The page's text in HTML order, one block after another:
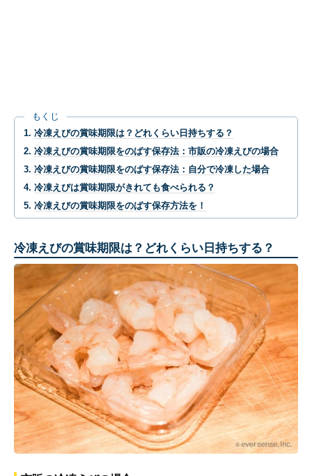
もくじ
冷凍えびの賞味期限は？どれくらい日持ちする？
冷凍えびの賞味期限をのばす保存法：市販の冷凍えびの場合
冷凍えびの賞味期限をのばす保存法：自分で冷凍した場合
冷凍えびは賞味期限がきれても食べられる？
冷凍えびの賞味期限をのばす保存方法を！
冷凍えびの賞味期限は？どれくらい日持ちする？